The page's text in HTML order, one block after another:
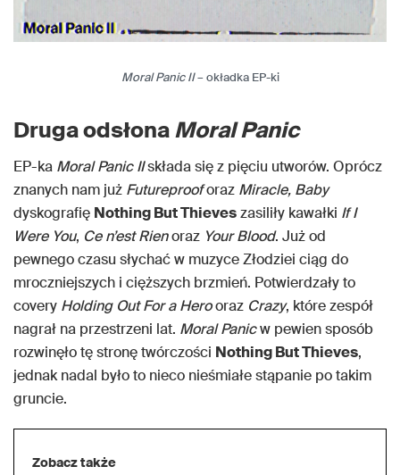
Moral Panic II– okładka EP-ki
Druga odsłonaMoral Panic
EP-ka Moral Panic IIskłada się z pięciu utworów. Oprócz
znanych nam już Futureprooforaz Miracle, Baby
dyskografię Nothing But Thieveszasiliły kawałki If I
Were You, Ce n’est Rienoraz Your Blood. Już od
pewnego czasu słychać w muzyce Złodziei ciąg do
mroczniejszych i cięższych brzmień. Potwierdzały to
covery Holding Out For a Herooraz Crazy, które zespół
nagrał na przestrzeni lat. Moral Panicw pewien sposób
rozwinęło tę stronę twórczości Nothing But Thieves,
jednak nadal było to nieco nieśmiałe stąpanie po takim
gruncie.
Zobacz także